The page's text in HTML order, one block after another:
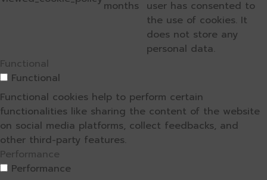
months
user has consented to
the use of cookies. It
does not store any
personal data.
Functional
Functional
Functional cookies help to perform certain
functionalities like sharing the content of the website
on social media platforms, collect feedbacks, and
other third-party features.
Performance
Performance